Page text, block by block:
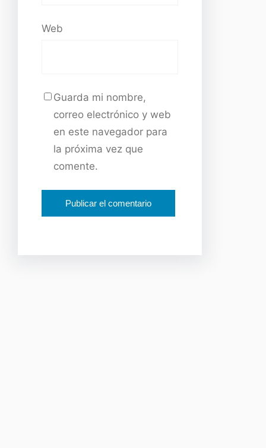
Web
Guarda mi nombre,
correo electrónico y web
en este navegador para
la próxima vez que
comente.